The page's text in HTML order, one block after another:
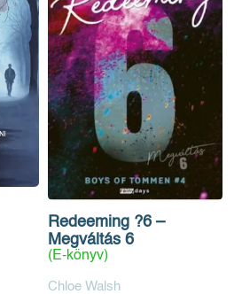
Redeeming ?6 –
Megváltás 6
(E-könyv)
Chloe Walsh